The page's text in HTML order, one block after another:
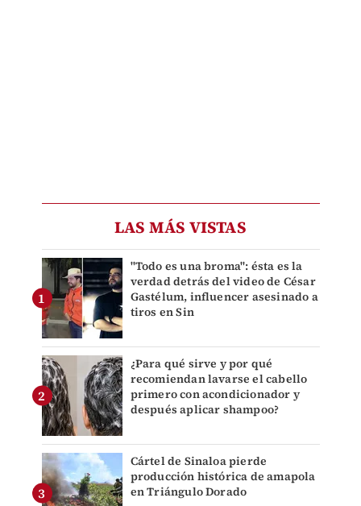
LAS MÁS VISTAS
"Todo es una broma": ésta es la
verdad detrás del video de César
Gastélum, influencer asesinado a
tiros en Sin
¿Para qué sirve y por qué
recomiendan lavarse el cabello
primero con acondicionador y
después aplicar shampoo?
Cártel de Sinaloa pierde
producción histórica de amapola
en Triángulo Dorado